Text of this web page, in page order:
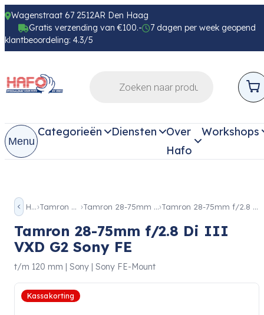
Wagenstraat 67 2512AR Den Haag
Gratis verzending van €100.-
7 dagen per week geopend
klantbeoordeling: 4.3/5
Menu
Categorieën Diensten
Over
Hafo
Workshops
Home Tamron Objectieven Tamron 28-75mm f2.8 Di III VXD G2 Tamron 28-75mm f/2.8 Di III VXD G2 Sony FE
Tamron 28-75mm f/2.8 Di III
VXD G2 Sony FE
t/m 120 mm | Sony | Sony FE-Mount
Kassakorting